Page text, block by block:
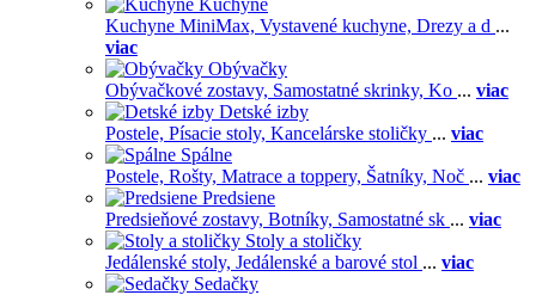
Kuchyne
Kuchyne MiniMax, Vystavené kuchyne, Drezy a d ...
viac
Obývačky
Obývačkové zostavy, Samostatné skrinky, Ko ... viac
Detské izby
Postele, Písacie stoly, Kancelárske stoličky ... viac
Spálne
Postele, Rošty, Matrace a toppery, Šatníky, Noč ... viac
Predsiene
Predsieňové zostavy, Botníky, Samostatné sk ... viac
Stoly a stoličky
Jedálenské stoly, Jedálenské a barové stol ... viac
Sedačky